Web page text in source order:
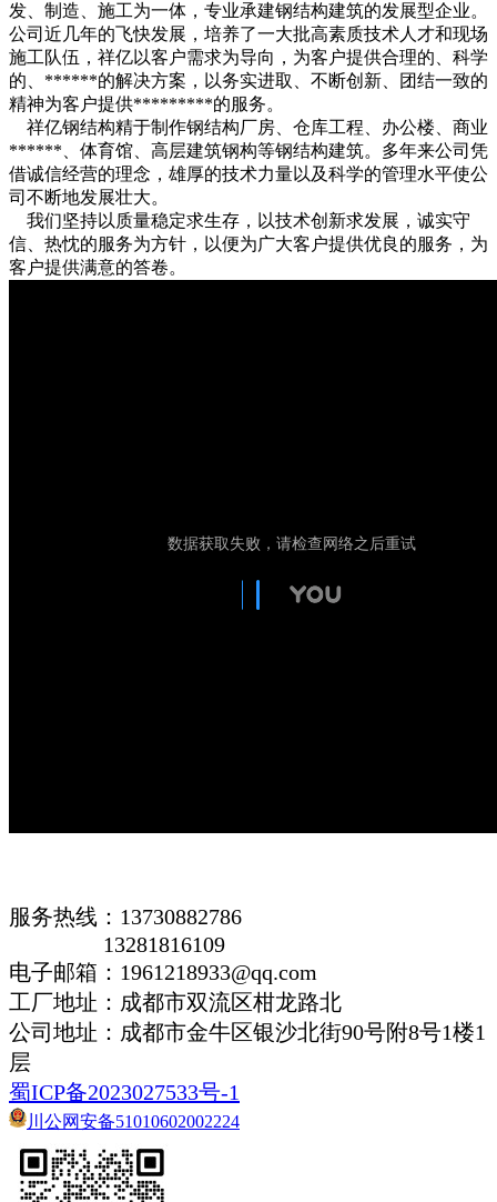
发、制造、施工为一体，专业承建钢结构建筑的发展型企业。
公司近几年的飞快发展，培养了一大批高素质技术人才和现场
施工队伍，祥亿以客户需求为导向，为客户提供合理的、科学
的、******的解决方案，以务实进取、不断创新、团结一致的
精神为客户提供*********的服务。
祥亿钢结构精于制作钢结构厂房、仓库工程、办公楼、商业
******、体育馆、高层建筑钢构等钢结构建筑。多年来公司凭
借诚信经营的理念，雄厚的技术力量以及科学的管理水平使公
司不断地发展壮大。
我们坚持以质量稳定求生存，以技术创新求发展，诚实守
信、热忱的服务为方针，以便为广大客户提供优良的服务，为
客户提供满意的答卷。
服务热线：13730882786
13281816109
电子邮箱：1961218933@qq.com
工厂地址：成都市双流区柑龙路北
公司地址： 成都市金牛区银沙北街90号附8号1楼1
层
蜀ICP备2023027533号-1
川公网安备51010602002224